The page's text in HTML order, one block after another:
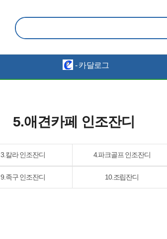
- 카달로그
5.애견카페 인조잔디
3.칼라 인조잔디 4.파크골프 인조잔디
9.족구 인조잔디 10.조립잔디